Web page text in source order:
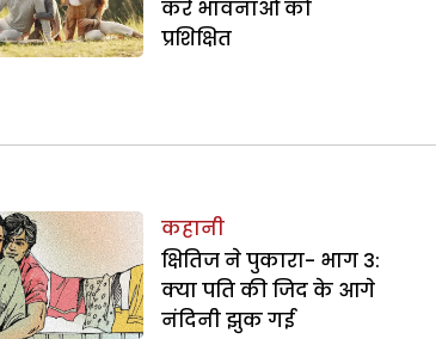
करें भावनाओं को
प्रशिक्षित
कहानी
क्षितिज ने पुकारा- भाग 3:
क्या पति की जिद के आगे
नंदिनी झुक गई